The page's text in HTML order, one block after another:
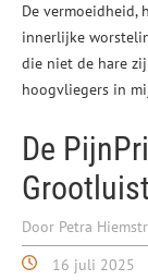
De vermoeidheid,
innerlijke
die niet de hare
hoogvliegers in
De
Door Petra
16 juli 2025